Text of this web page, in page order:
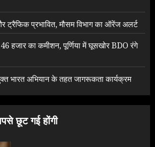
ट्रैफिक प्रभावित, मौसम विभाग का ऑरेंज अलर्ट
हजार का कमीशन, पूर्णिया में घूसखोर BDO रंगे
भारत अभियान के तहत जागरूकता कार्यक्रम
छूट गई होंगी